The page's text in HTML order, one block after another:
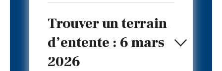
Trouver un terrain
d’entente : 6 mars
2026